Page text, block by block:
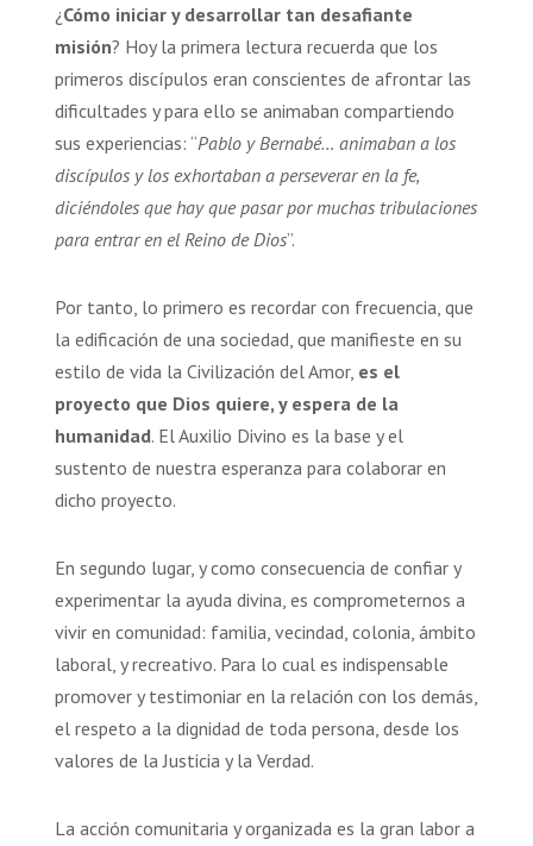
¿Cómo iniciar y desarrollar tan desafiante
misión? Hoy la primera lectura recuerda que los
primeros discípulos eran conscientes de afrontar las
dificultades y para ello se animaban compartiendo
sus experiencias: “Pablo y Bernabé… animaban a los
discípulos y los exhortaban a perseverar en la fe,
diciéndoles que hay que pasar por muchas tribulaciones
para entrar en el Reino de Dios”.
Por tanto, lo primero es recordar con frecuencia, que
la edificación de una sociedad, que manifieste en su
estilo de vida la Civilización del Amor, es el
proyecto que Dios quiere, y espera de la
humanidad. El Auxilio Divino es la base y el
sustento de nuestra esperanza para colaborar en
dicho proyecto.
En segundo lugar, y como consecuencia de confiar y
experimentar la ayuda divina, es comprometernos a
vivir en comunidad: familia, vecindad, colonia, ámbito
laboral, y recreativo. Para lo cual es indispensable
promover y testimoniar en la relación con los demás,
el respeto a la dignidad de toda persona, desde los
valores de la Justicia y la Verdad.
La acción comunitaria y organizada es la gran labor a